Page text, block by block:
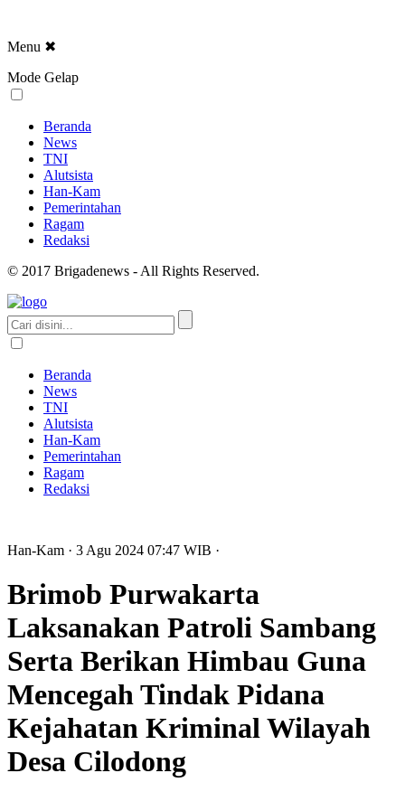
Menu ✖
Mode Gelap
Beranda
News
TNI
Alutsista
Han-Kam
Pemerintahan
Ragam
Redaksi
© 2017 Brigadenews - All Rights Reserved.
Beranda
News
TNI
Alutsista
Han-Kam
Pemerintahan
Ragam
Redaksi
Han-Kam · 3 Agu 2024 07:47 WIB ·
Brimob Purwakarta
Laksanakan Patroli Sambang
Serta Berikan Himbau Guna
Mencegah Tindak Pidana
Kejahatan Kriminal Wilayah
Desa Cilodong